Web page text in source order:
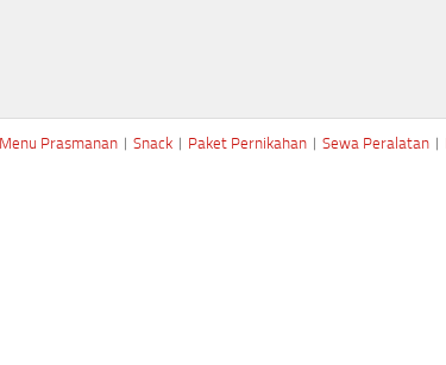
Menu Prasmanan Snack Paket Pernikahan Sewa Peralatan